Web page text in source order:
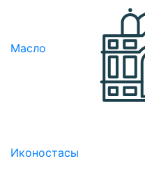
Масло
Иконостасы